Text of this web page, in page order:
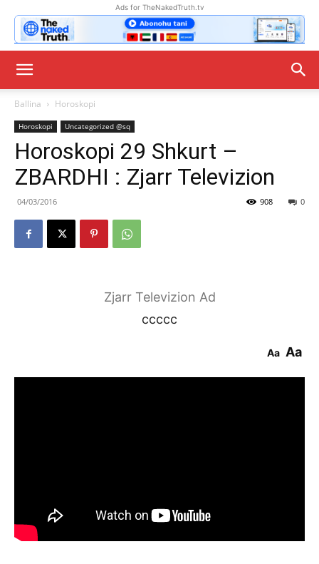
Ads for TheNakedTruth.tv
Ballina Horoskopi
Horoskopi Uncategorized @sq
Horoskopi 29 Shkurt –
ZBARDHI : Zjarr Televizion
04/03/2016 0
908
Zjarr Televizion Ad
ccccc
Aa Aa